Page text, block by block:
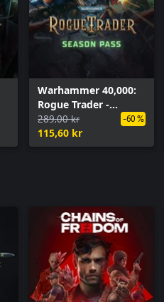
Warhammer 40,000:
Rogue Trader -
Season Pass
289,00 kr
115,60 kr
-60 %